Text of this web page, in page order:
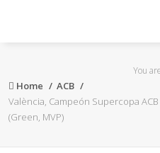
ACB
You
Home
ACB
València, Campeón Supercopa
(Green, MVP)